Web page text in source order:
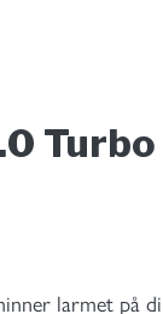
larmet på